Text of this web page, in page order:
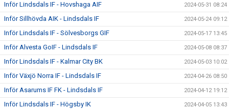
Inför Lindsdals IF - Hovshaga AIF 2024-05-31 08:24
Inför Sillhövda AIK - Lindsdals IF 2024-05-24 09:12
Inför Lindsdals IF - Sölvesborgs GIF 2024-05-17 13:45
Inför Alvesta GoIF - Lindsdals IF 2024-05-08 08:37
Inför Lindsdals IF - Kalmar City BK 2024-05-03 10:02
Inför Växjö Norra IF - Lindsdals IF 2024-04-26 08:50
Inför Asarums IF FK - Lindsdals IF 2024-04-12 19:12
Inför Lindsdals IF - Högsby IK 2024-04-05 13:43